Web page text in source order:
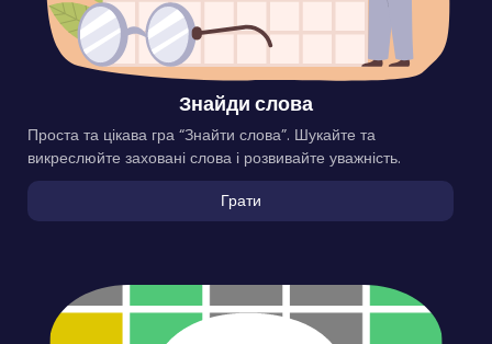
Знайди слова
Проста та цікава гра “Знайти слова”. Шукайте та
викреслюйте заховані слова і розвивайте уважність.
Грати